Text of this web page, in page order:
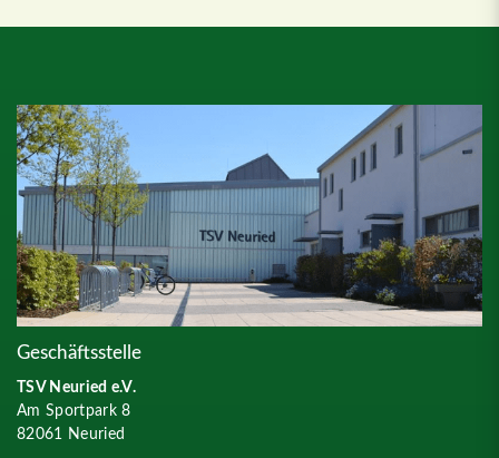
Geschäftsstelle
TSV Neuried e.V.
Am Sportpark 8
82061 Neuried